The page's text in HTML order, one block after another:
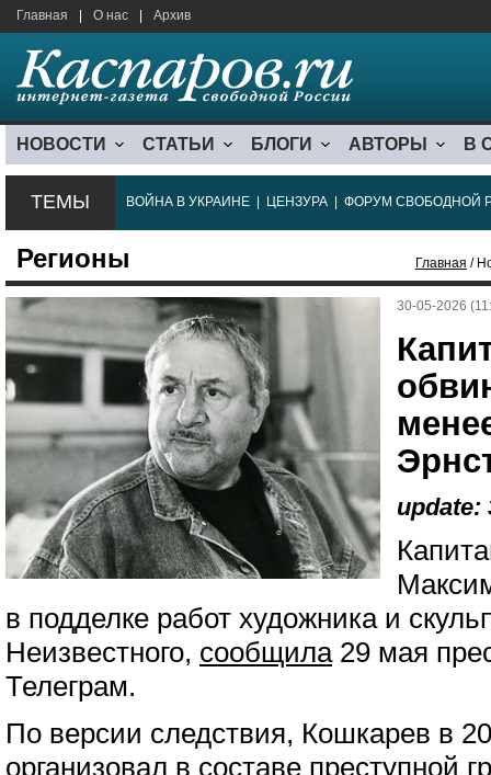
Главная О нас Архив
НОВОСТИ СТАТЬИ БЛОГИ АВТОРЫ В
ТЕМЫ ВОЙНА В УКРАИНЕ ЦЕНЗУРА ФОРУМ СВОБОДНОЙ
Регионы Главная /
30-05-2026
update:
в подделке работ художника и
Неизвестного, сообщила29 мая
Телеграм.
По версии следствия, Кошкарев в
организовал в составе преступной